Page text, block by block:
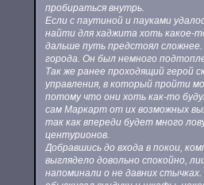
пробираться внутрь.
Если с паутиной и пауками
найти для хаджита хоть какое-
дальше путь предстоял
города. Он был немного
Так же ранее проходящий герой
управления, в который пройти
потому что они хоть как-то
сам Маркарт от их возможных
так как впереди будет много
центурионов.
Добравшись до входа в покои,
выглядело довольно спокойно,
напоминали о не давних